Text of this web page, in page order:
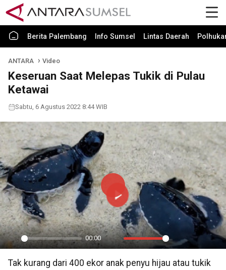
Berita Palembang Info Sumsel Lintas Daerah
ANTARA Video
Keseruan Saat Melepas Tukik di Pulau
Ketawai
Sabtu, 6 Agustus 2022 8:44 WIB
Play
00:00
Mute Settings
PIP
Play
Tak kurang dari 400 ekor anak penyu hijau atau tukik